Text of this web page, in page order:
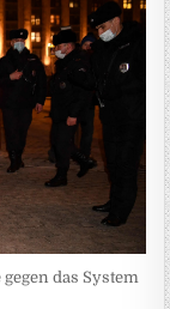
das System